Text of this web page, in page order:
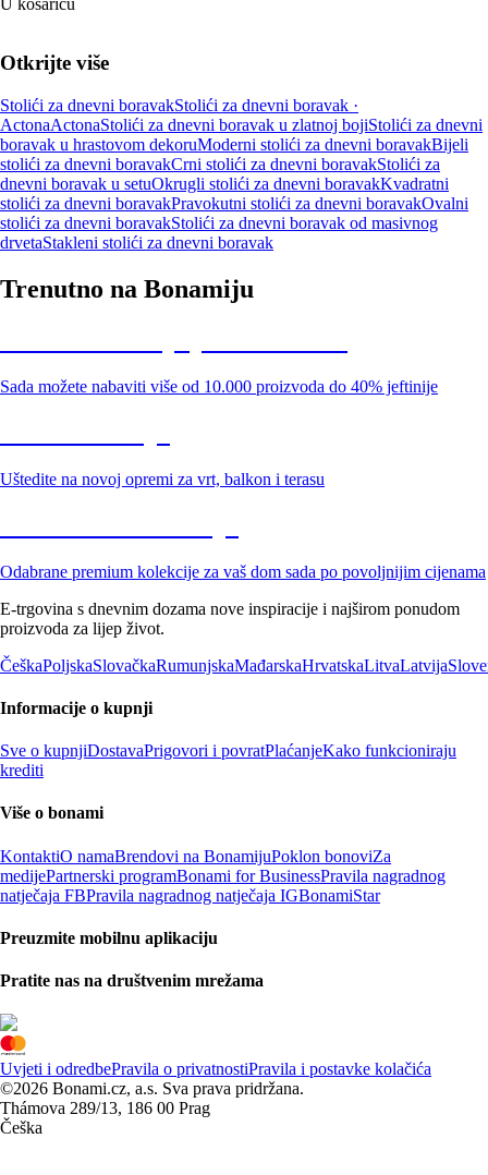
Otkrijte više
Stolići za dnevni boravakStolići za dnevni boravak ·
ActonaActonaStolići za dnevni boravak u zlatnoj bojiStolići za dnevni
boravak u hrastovom dekoruModerni stolići za dnevni boravakBijeli
stolići za dnevni boravakCrni stolići za dnevni boravakStolići za
dnevni boravak u setuOkrugli stolići za dnevni boravakKvadratni
stolići za dnevni boravakPravokutni stolići za dnevni boravakOvalni
stolići za dnevni boravakStolići za dnevni boravak od masivnog
drvetaStakleni stolići za dnevni boravak
Trenutno na Bonamiju
Sada možete nabaviti više od 10.000 proizvoda do 40% jeftinije
Uštedite na novoj opremi za vrt, balkon i terasu
Odabrane premium kolekcije za vaš dom sada po povoljnijim cijenama
E-trgovina s dnevnim dozama nove inspiracije i najširom ponudom
proizvoda za lijep život.
ČeškaPoljskaSlovačkaRumunjskaMađarskaHrvatskaLitvaLatvija
Informacije o kupnji
Sve o kupnjiDostavaPrigovori i povratPlaćanjeKako funkcioniraju
krediti
Više o bonami
KontaktiO namaBrendovi na BonamijuPoklon bonoviZa
medijePartnerski programBonami for BusinessPravila nagradnog
natječaja FBPravila nagradnog natječaja IGBonamiStar
Preuzmite mobilnu aplikaciju
Pratite nas na društvenim mrežama
Uvjeti i odredbePravila o privatnostiPravila i postavke kolačića
©2026 Bonami.cz, a.s. Sva prava pridržana.
Thámova 289/13, 186 00 Prag
Češka